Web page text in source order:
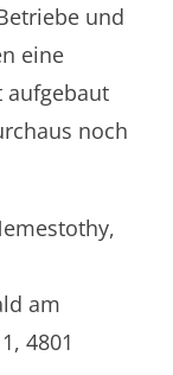
und
eine
aufgebaut
noch
am
4801